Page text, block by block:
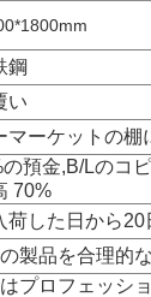
鋼
い
マーケットの棚
預金,B/Lのコ
70%
荷した日から20
製品を合理的
プロフェッシ